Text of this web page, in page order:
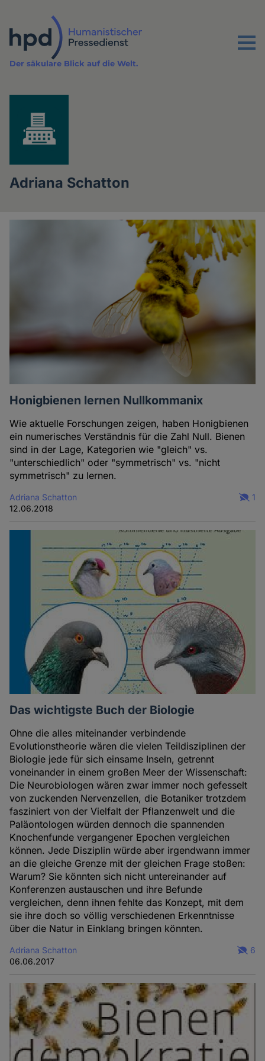
Inhalt
Menu
Der säkulare Blick auf die Welt.
Adriana Schatton
Honigbienen lernen Nullkommanix
Wie aktuelle Forschungen zeigen, haben Honigbienen
ein numerisches Verständnis für die Zahl Null. Bienen
sind in der Lage, Kategorien wie "gleich" vs.
"unterschiedlich" oder "symmetrisch" vs. "nicht
symmetrisch" zu lernen.
Adriana Schatton
12.06.2018
1
Das wichtigste Buch der Biologie
Ohne die alles miteinander verbindende
Evolutionstheorie wären die vielen Teildisziplinen der
Biologie jede für sich einsame Inseln, getrennt
voneinander in einem großen Meer der Wissenschaft:
Die Neurobiologen wären zwar immer noch gefesselt
von zuckenden Nervenzellen, die Botaniker trotzdem
fasziniert von der Vielfalt der Pflanzenwelt und die
Paläontologen würden dennoch die spannenden
Knochenfunde vergangener Epochen vergleichen
können. Jede Disziplin würde aber irgendwann immer
an die gleiche Grenze mit der gleichen Frage stoßen:
Warum? Sie könnten sich nicht untereinander auf
Konferenzen austauschen und ihre Befunde
vergleichen, denn ihnen fehlte das Konzept, mit dem
sie ihre doch so völlig verschiedenen Erkenntnisse
über die Natur in Einklang bringen könnten.
Adriana Schatton
06.06.2017
6